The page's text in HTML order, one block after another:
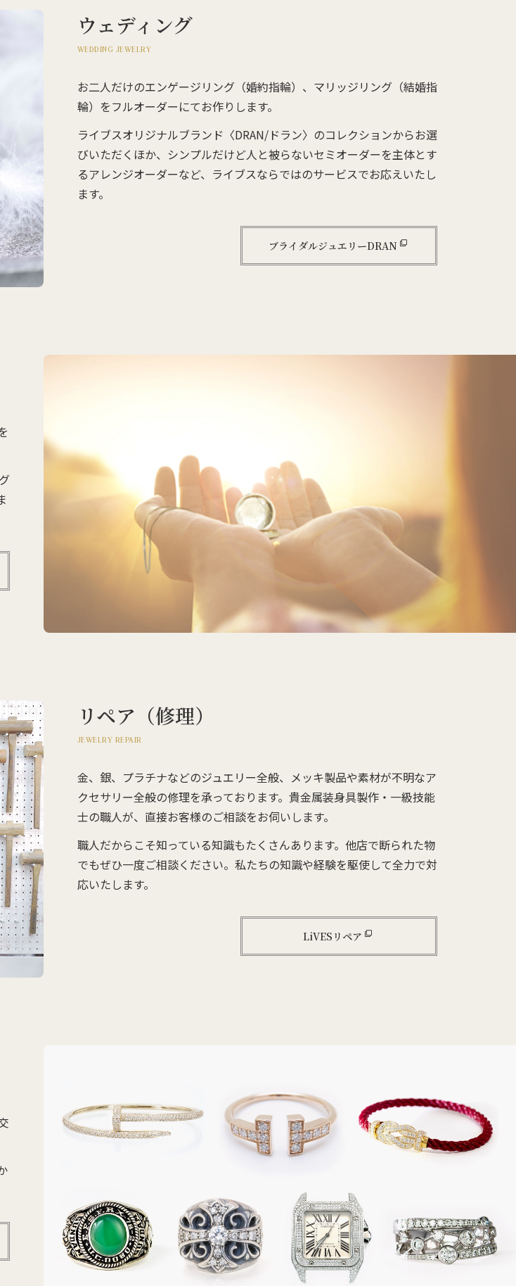
ウェディング
WEDDING JEWELRY
お二人だけのエンゲージリング（婚約指輪）、マリッジリング（結婚指
輪）をフルオーダーにてお作りします。
ライブスオリジナルブランド〈DRAN/ドラン〉のコレクションからお選
びいただくほか、シンプルだけど人と被らないセミオーダーを主体とす
るアレンジオーダーなど、ライブスならではのサービスでお応えいたし
ます。
ブライダルジュエリーDRAN
リペア（修理）
JEWELRY REPAIR
金、銀、プラチナなどのジュエリー全般、メッキ製品や素材が不明なア
クセサリー全般の修理を承っております。貴金属装身具製作・一級技能
士の職人が、直接お客様のご相談をお伺いします。
職人だからこそ知っている知識もたくさんあります。他店で断られた物
でもぜひ一度ご相談ください。私たちの知識や経験を駆使して全力で対
応いたします。
LiVESリペア